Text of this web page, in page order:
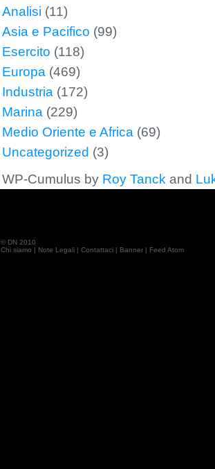
Analisi (11)
Asia e Pacifico (99)
Esercito (118)
Europa (469)
Industria (172)
Marina (229)
Medio Oriente e Africa (69)
Uncategorized (3)
WP-Cumulus by Roy Tanck and
© DN 2010
Chi siamo | Note Legali | Contattaci | Banner | Feed Atom